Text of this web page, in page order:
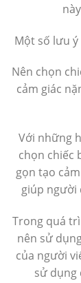
Một số lưu
Nên chọn
cảm giác
Với những
chọn chiếc
gọn tạo
giúp người
Trong quá
nên sử
của người
sử dụng